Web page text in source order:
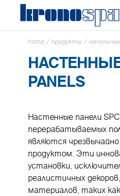
home / продукты /
PANELS
Настенные панели
перерабатываемых
являются
продуктом. Эти
установки,
реалистичных
материалов, таких